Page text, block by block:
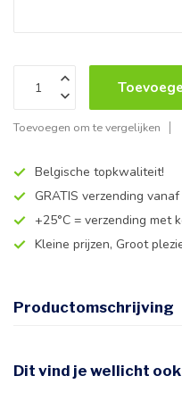
Toevoegen om te vergelijken
Belgische topkwaliteit!
GRATIS verzending
+25°C = verzending met
Kleine prijzen, Groot
Productomschrijving
Dit vind je wellicht